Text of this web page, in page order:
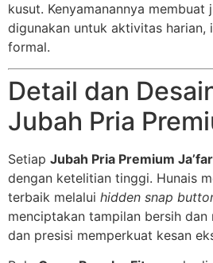
kusut. Kenyamanannya membuat
digunakan untuk aktivitas harian,
formal.
Detail dan
Jubah Pria
Setiap Jubah Pria Premium
dengan ketelitian tinggi. Hunais
terbaik melalui hidden snap
menciptakan tampilan bersih dan
dan presisi memperkuat kesan